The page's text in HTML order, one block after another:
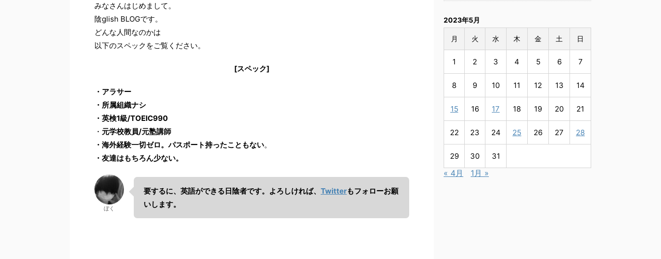
みなさんはじめまして。
陰glish BLOGです。
どんな人間なのかは
以下のスペックをご覧ください。
[スペック]
・アラサー
・所属組織ナシ
・英検1級/TOEIC990
・ 元学校教員/元塾講師
・海外経験一切ゼロ。パスポート持ったこともない。
・友達はもちろん少ない。
ぼく
要するに、英語ができる日陰者です。よろしければ、 Twitterもフォローお願
いします。
2023年5月
月 火 水 木 金 土 日
1 2 3 4 5 6 7
8 9 10 11 12 13 14
15 16 17 18 19 20 21
22 23 24 25 26 27 28
29 30 31
« 4月 1月 »